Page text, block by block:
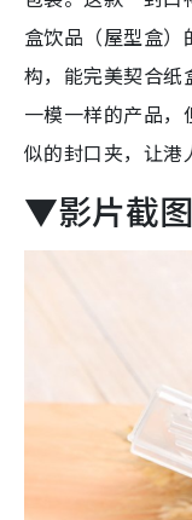
盒饮品（屋型盒
构，能完美契合纸
一模一样的产品
似的封口夹，让港
▼影片截